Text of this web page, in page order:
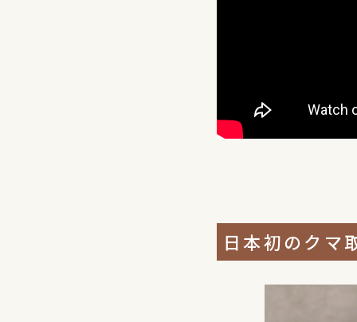
日本初のクマ